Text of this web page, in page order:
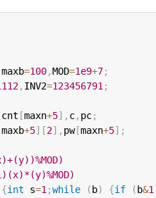
maxb=100,MOD=1e9+7;
, INV2=123456791 ;
cnt [maxn+5] , c, pc;
maxb+5] [2] , pw[maxn+5] ;
{int s=1 ;while ( b) {if ( b&1